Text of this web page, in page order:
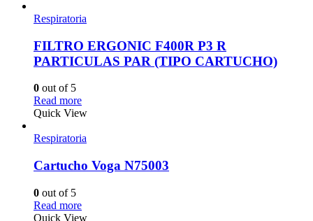
Respiratoria
FILTRO ERGONIC F400R P3 R
PARTICULAS PAR (TIPO CARTUCHO)
0 out of 5
Read more
Quick View
Respiratoria
Cartucho Voga N75003
0 out of 5
Read more
Quick View